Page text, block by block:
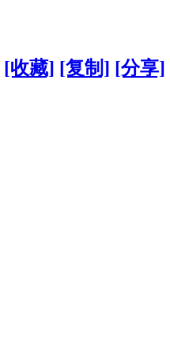
[收藏] [复制] [分享]